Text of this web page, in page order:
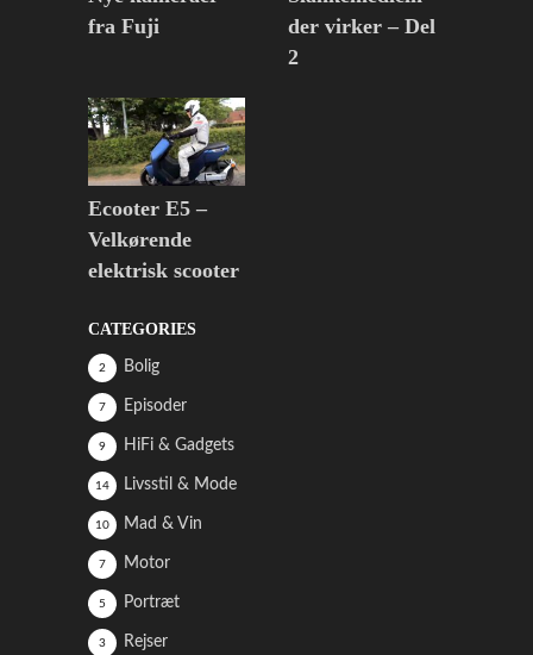
fra Fuji
der virker – Del
2
Ecooter E5 –
Velkørende
elektrisk scooter
CATEGORIES
Bolig
2
Episoder
7
HiFi & Gadgets
9
Livsstil & Mode
14
Mad & Vin
10
Motor
7
Portræt
5
Rejser
3